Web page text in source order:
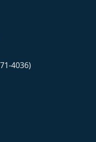
4036)